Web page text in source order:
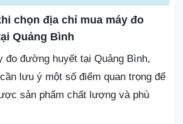
chọn địa chỉ mua máy đo
Quảng Bình
đo đường huyết tại Quảng Bình,
lưu ý một số điểm quan trọng để
sản phẩm chất lượng và phù